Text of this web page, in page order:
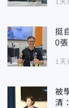
1天
挺
0張
1天
被
清